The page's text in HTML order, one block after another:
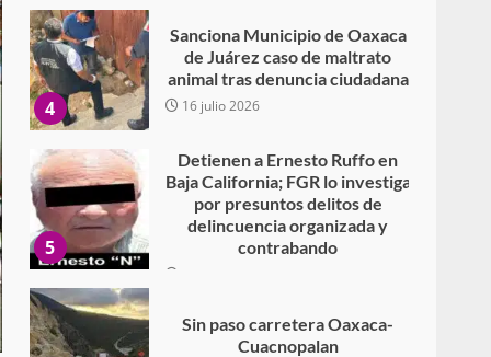
4
Sanciona Municipio de Oaxaca
de Juárez caso de maltrato
animal tras denuncia ciudadana
16 julio 2026
5
Detienen a Ernesto Ruffo en
Baja California; FGR lo investiga
por presuntos delitos de
delincuencia organizada y
contrabando
Sin paso carretera Oaxaca-
Cuacnopalan